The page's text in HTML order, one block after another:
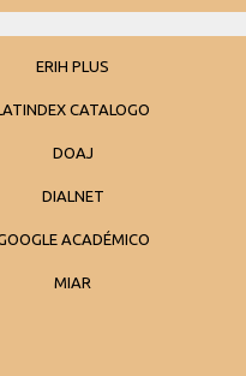
ERIH PLUS
CATALOGO
DOAJ
DIALNET
ACADÉMICO
MIAR